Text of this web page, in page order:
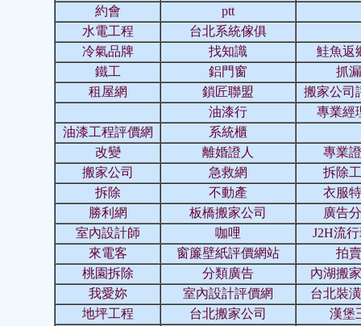
約會
ptt
水電工程
台北系統傢俱
冷氣品牌
找知識
鮭魚返
鐵工
鋁門窗
抓漏
租屋網
鎖匠聯盟
搬家公司
油漆行
專業經
油漆工程評價網
系統櫃
改變
離婚證人
專業
搬家公司
急救網
拆除
拆除
不動產
衣服
勝利網
板橋搬家公司
廣告
室內設計師
咖哩
J2H流
來電客
窗簾壁紙評價網站
拍賣
桃園拆除
分類廣告
內湖搬
我愛妳
室內設計評價網
台北裝
地坪工程
台北搬家公司
漢堡